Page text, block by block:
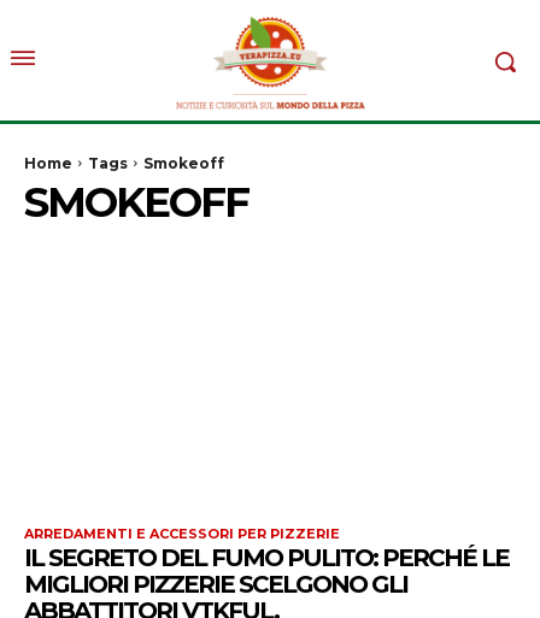
Home Tags Smokeoff
SMOKEOFF
ARREDAMENTI E ACCESSORI PER PIZZERIE
IL SEGRETO DEL FUMO PULITO: PERCHÉ LE
MIGLIORI PIZZERIE SCELGONO GLI
ABBATTITORI VTKFUL.